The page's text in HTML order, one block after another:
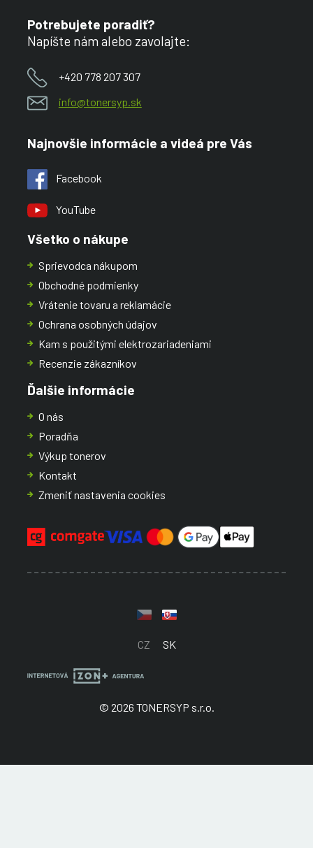
Potrebujete poradiť?
Napíšte nám alebo zavolajte:
+420 778 207 307
info@tonersyp.sk
Najnovšie informácie a videá pre Vás
Facebook
YouTube
Všetko o nákupe
Sprievodca nákupom
Obchodné podmienky
Vrátenie tovaru a reklamácie
Ochrana osobných údajov
Kam s použitými elektrozariadeniami
Recenzie zákazníkov
Ďalšie informácie
O nás
Poradňa
Výkup tonerov
Kontakt
Zmeniť nastavenia cookies
CZ SK
© 2026 TONERSYP s.r.o.